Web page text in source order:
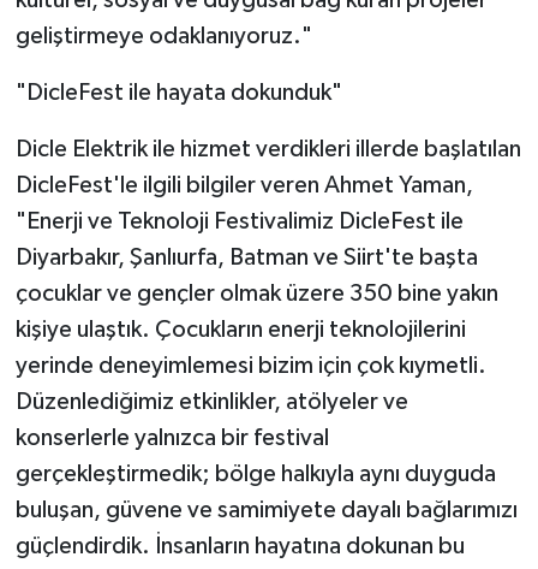
geliştirmeye odaklanıyoruz."
"DicleFest ile hayata dokunduk"
Dicle Elektrik ile hizmet verdikleri illerde başlatılan
DicleFest'le ilgili bilgiler veren Ahmet Yaman,
"Enerji ve Teknoloji Festivalimiz DicleFest ile
Diyarbakır, Şanlıurfa, Batman ve Siirt'te başta
çocuklar ve gençler olmak üzere 350 bine yakın
kişiye ulaştık. Çocukların enerji teknolojilerini
yerinde deneyimlemesi bizim için çok kıymetli.
Düzenlediğimiz etkinlikler, atölyeler ve
konserlerle yalnızca bir festival
gerçekleştirmedik; bölge halkıyla aynı duyguda
buluşan, güvene ve samimiyete dayalı bağlarımızı
güçlendirdik. İnsanların hayatına dokunan bu